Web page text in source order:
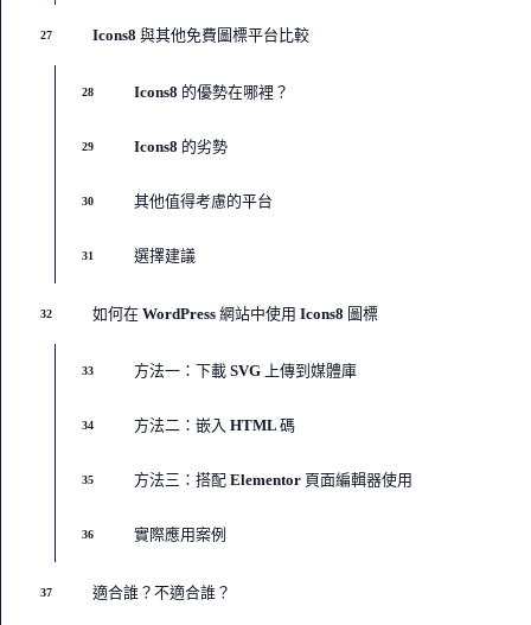
27 Icons8 與其他免費圖標平台比較
28 Icons8 的優勢在哪裡？
29 Icons8 的劣勢
30 其他值得考慮的平台
31 選擇建議
32 如何在 WordPress 網站中使用 Icons8 圖標
33 方法一：下載 SVG 上傳到媒體庫
34 方法二：嵌入 HTML 碼
35 方法三：搭配 Elementor 頁面編輯器使用
36 實際應用案例
37 適合誰？不適合誰？